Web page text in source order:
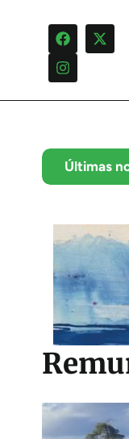
Últimas
una campaña de